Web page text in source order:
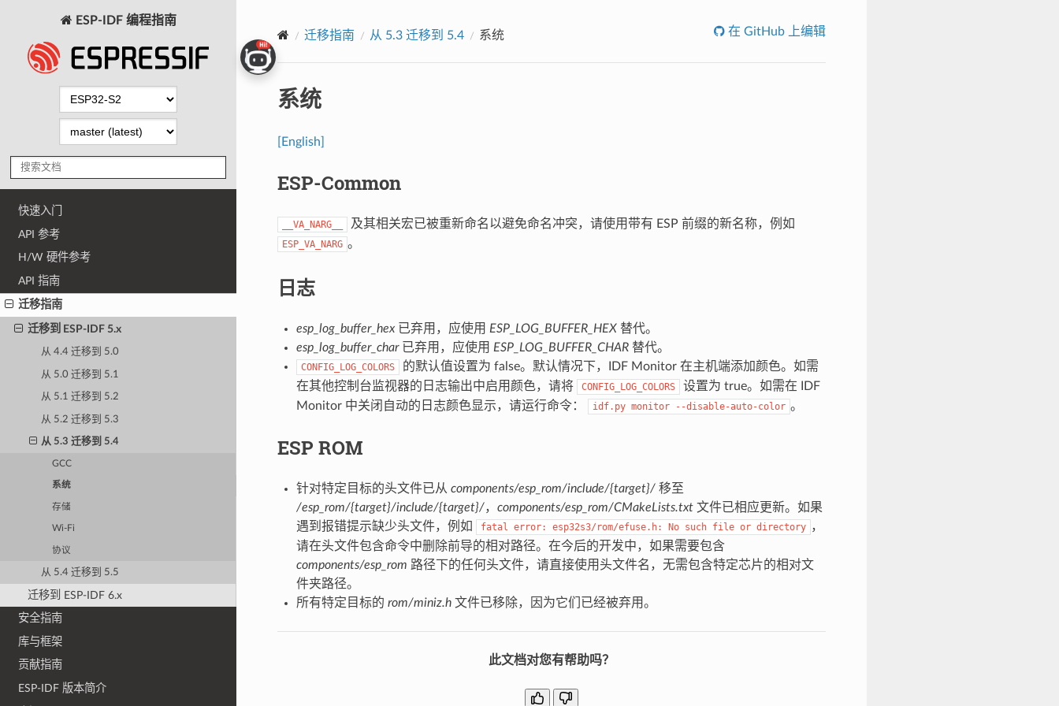
ESP-IDF 编程指南
快速入门
API 参考
H/W 硬件参考
API 指南
迁移指南
迁移到 ESP-IDF 5.x
从 4.4 迁移到 5.0
从 5.0 迁移到 5.1
从 5.1 迁移到 5.2
从 5.2 迁移到 5.3
从 5.3 迁移到 5.4
GCC
系统
存储
Wi-Fi
协议
从 5.4 迁移到 5.5
迁移到 ESP-IDF 6.x
安全指南
库与框架
贡献指南
ESP-IDF 版本简介
迁移指南 从 5.3 迁移到 5.4 系统 在 GitHub 上编辑
系统
[English]
ESP-Common
__VA_NARG__ 及其相关宏已被重新命名以避免命名冲突，请使用带有 ESP 前缀的新名称，例如
ESP_VA_NARG 。
日志
esp_log_buffer_hex已弃用，应使用 ESP_LOG_BUFFER_HEX替代。
esp_log_buffer_char已弃用，应使用 ESP_LOG_BUFFER_CHAR替代。
CONFIG_LOG_COLORS
的默认值设置为 false。默认情况下，IDF Monitor 在主机端添加颜色。如需
在其他控制台监视器的日志输出中启用颜色，请将
CONFIG_LOG_COLORS
设置为 true。如需在 IDF
Monitor 中关闭自动的日志颜色显示，请运行命令：
idf.py monitor --disable-auto-color 。
ESP ROM
针对特定目标的头文件已从 components/esp_rom/include/{target}/移至
/esp_rom/{target}/include/{target}/， components/esp_rom/CMakeLists.txt文件已相应更新。如果
遇到报错提示缺少头文件，例如
fatal error: esp32s3/rom/efuse.h: No such file or directory ，
请在头文件包含命令中删除前导的相对路径。在今后的开发中，如果需要包含
components/esp_rom 路径下的任何头文件，请直接使用头文件名，无需包含特定芯片的相对文
件夹路径。
所有特定目标的 rom/miniz.h文件已移除，因为它们已经被弃用。
此文档对您有帮助吗？